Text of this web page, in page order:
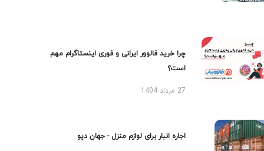
چرا خرید فالوور ایرانی و فوری اینستاگرام مهم
است؟
27 مرداد 1404
اجاره انبار برای لوازم منزل - جهان دپو